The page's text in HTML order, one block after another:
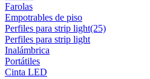
Farolas
Empotrables de piso
Perfiles para strip light(25)
Perfiles para strip light
Inalámbrica
Portátiles
Cinta LED